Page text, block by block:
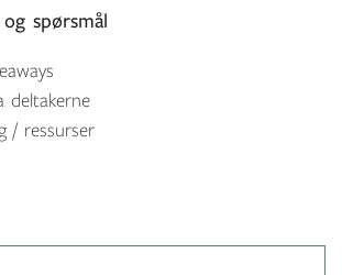
spørsmål
deltakerne
/ ressurser